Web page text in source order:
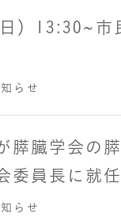
）13:30~市
知らせ
膵臓学会の
委員長に就
知らせ